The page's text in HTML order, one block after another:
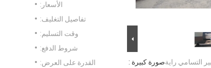
صورة كبيرة :التسامي راية
الأسعار:
تفاصيل التغليف:
وقت التسليم:
شروط الدفع:
القدرة على العرض: